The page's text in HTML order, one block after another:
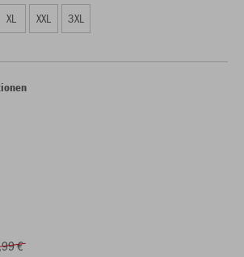
XL XXL 3XL
€